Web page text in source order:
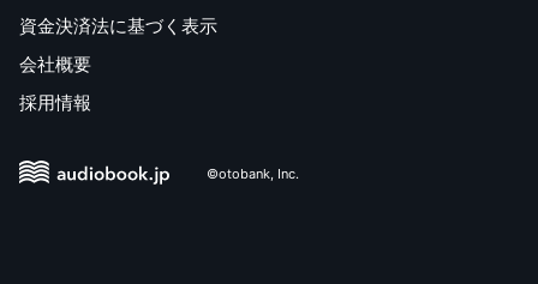
資金決済法に基づく表示
会社概要
採用情報
©otobank, Inc.